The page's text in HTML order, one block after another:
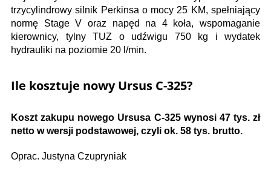
trzycylindrowy silnik Perkinsa o mocy 25 KM, spełniający
normę Stage V oraz napęd na 4 koła, wspomaganie
kierownicy, tylny TUZ o udźwigu 750 kg i wydatek
hydrauliki na poziomie 20 l/min.
Ile kosztuje nowy Ursus C-325?
Koszt zakupu nowego Ursusa C-325 wynosi 47 tys. zł
netto w wersji podstawowej, czyli ok. 58 tys. brutto.
Oprac. Justyna Czupryniak